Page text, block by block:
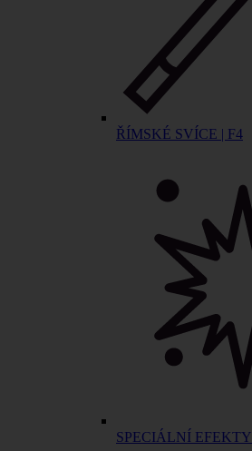
ŘÍMSKÉ SVÍCE | F4
SPECIÁLNÍ EFEKTY